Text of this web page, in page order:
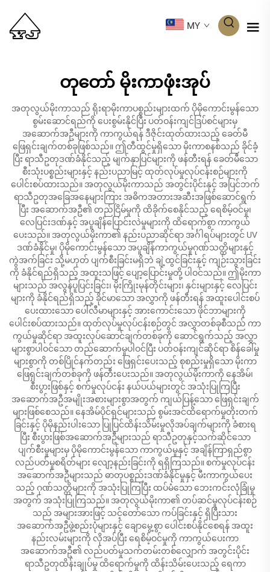
MY
တုတော် မိုးကာဖုံးအုပ်
အတုလွယ်မိုးကာသည် ရိုးရာမိုးကာပစ္စည်းများထက် ပိုမိုကောင်းမွန်သော
စွမ်းဆောင်ရည်ကို ပေးစွမ်းနိုင်ပြီး ပတ်ဝန်းကျင်ဒြပ်စင်များမှ
အဆောက်အဦများကို ကာကွယ်ရန် ဒီဇိုင်းထုတ်ထားသည့် ခေတ်မီ
ဖြေရှင်းချက်တစ်ခုဖြစ်သည်။ ဤတီထွင်မှုရှိသော မိုးကာစနစ်သည် ခိုင်ခံ့
ပြီး ရာသီဥတုဒဏ်ခံနိုင်သည့် မျက်နှာပြင်များကို ဖန်တီးရန် ခေတ်မီသော
စီးသုံးပစ္စည်းများနှင့် နည်းပညာမြင့် ထုတ်လုပ်မှုလုပ်ငန်းစဉ်များကို
ပေါင်းစပ်ထားသည်။ အတုလွယ်မိုးကာသည် အတွင်းပိုင်းနှင့် အပြင်ဘက်
ရာသီဥတုအခြေအနေများကြား အဓိကအတားအဆီးအဖြစ်ဆောင်ရွက်
ပြီး အဆောက်အဦ၏ တည်ငြိမ်မှုကို ထိခိုက်စေနိုင်သည့် ရေစိမ့်ဝင်မှု၊
လေပြင်းဒဏ်နှင့် အပူချိန်ပြောင်းလဲမှုများကို ထိရောက်စွာ ကာကွယ်
ပေးသည်။ အတုလွယ်မိုးကာ၏ နည်းပညာဆိုင်ရာ အင်္ဂါရပ်များတွင် UV
ဒဏ်ခံနိုင်မှု၊ ပိုမိုကောင်းမွန်သော အပူချိန်ကာကွယ်မှုဂုဏ်သတ္တိများနှင့်
ကွဲအက်ခြင်း သို့မဟုတ် ပျက်စီးခြင်းမရှိဘဲ ချဲ့ထွင်ခြင်းနှင့် ကျဉ်းသွားခြင်း
ကို ခံနိုင်ရည်ရှိသည့် အထူးသဖြင့် ပျော့ပြောင်းမှုတို့ ပါဝင်သည်။ ဤမိုးကာ
များသည် အလွန်ပူပြင်းခြင်း၊ မိုးကြိုးမုန်တိုင်းများ၊ နှင်းများနှင့် လေပြင်း
များကို ခံနိုင်ရည်ရှိသည့် ခိုင်မာသော အလွှာကို ဖန်တီးရန် အထူးပေါင်းစပ်
ပေးထားသော ပေါ်လီမာများနှင့် အားကောင်းသော ဖိုင်ဘာများကို
ပေါင်းစပ်ထားသည်။ ထုတ်လုပ်မှုလုပ်ငန်းစဉ်တွင် အလွှာတစ်ခုစီသည် ကာ
ကွယ်မှုဆိုင်ရာ အထူးလုပ်ဆောင်ချက်တစ်ခုကို ဆောင်ရွက်သည့် အလွှာ
များစွာပါဝင်သော တည်ဆောက်မှုပါဝင်ပြီး ပတ်ဝန်းကျင်ဆိုင်ရာ စိန်ခေါ်မှု
များစွာကို တစ်ပြိုင်နက်တည်း ဖြေရှင်းပေးသည့် စုစည်းမှုရှိသော မိုးကာ
ဖြေရှင်းချက်တစ်ခုကို ဖန်တီးပေးသည်။ အတုလွယ်မိုးကာကို နေအိမ်၊
စီးပွားဖြစ်နှင့် စက်မှုလုပ်ငန်း နယ်ပယ်များတွင် အသုံးပြုကြပြီး
အဆောက်အဦအမျိုးအစားများစွာအတွက် ကျယ်ပြန့်သော ဖြေရှင်းချက်
များဖြစ်စေသည်။ နေအိမ်ပိုင်ရှင်များသည် စွမ်းအင်ထိရောက်မှုတိုးတက်
ခြင်းနှင့် ပိုမိုနည်းပါးသော ပြုပြင်ထိန်းသိမ်းမှုလိုအပ်ချက်များကို ခံစားရ
ပြီး စီးပွားဖြစ်အဆောက်အဦများသည် ရာသီဥတုနှင့်သက်ဆိုင်သော
ပျက်စီးမှုများမှ ပိုမိုကောင်းမွန်သော ကာကွယ်မှုနှင့် အချိန်ကြာရှည်စွာ
လည်ပတ်မှုစရိတ်များ လျော့နည်းခြင်းကို ရရှိကြသည်။ စက်မှုလုပ်ငန်း
အဆောက်အဦများသည် ဓာတုပစ္စည်းဒဏ်ခံနိုင်မှုနှင့် မီးကာကွယ်ပေး
သည့် ဂုဏ်သတ္တိများကို အသုံးပြုကြပြီး ထပ်မံသော ဘေးကင်းလုံခြုံမှု
အတွက် အသုံးပြုကြသည်။ အတုလွယ်မိုးကာ၏ တပ်ဆင်မှုလုပ်ငန်းစဉ်
သည် အများအားဖြင့် သင့်တော်သော ကပ်ခြင်းနှင့် ရှိပြီးသား
အဆောက်အဦဖွဲ့စည်းပုံများနှင့် ချောမွေ့စွာ ပေါင်းစပ်နိုင်စေရန် အထူး
နည်းလမ်းများကို လိုအပ်ပြီး ရေစိမ့်ဝင်မှုကို ကာကွယ်ပေးကာ
အဆောက်အဦ၏ လည်ပတ်မှုသက်တမ်းတစ်လျှောက် အတွင်းပိုင်း
ရာသီဥတုထိန်းချုပ်မှု ထိရောက်မှုကို ထိန်းသိမ်းပေးသည့် ရေကာ